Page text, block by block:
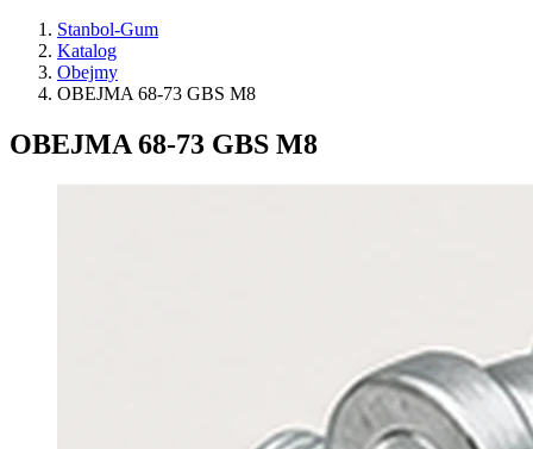
Stanbol-Gum
Katalog
Obejmy
OBEJMA 68-73 GBS M8
OBEJMA 68-73 GBS M8